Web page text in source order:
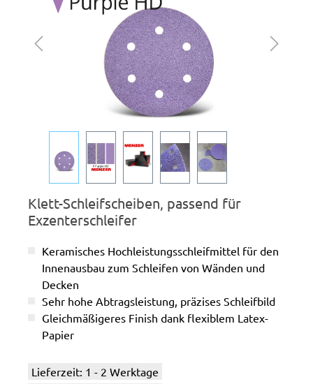
Klett-Schleifscheiben, passend für
Exzenterschleifer
Keramisches Hochleistungsschleifmittel für den
Innenausbau zum Schleifen von Wänden und
Decken
Sehr hohe Abtragsleistung, präzises Schleifbild
Gleichmäßigeres Finish dank flexiblem Latex-
Papier
Lieferzeit: 1 - 2 Werktage